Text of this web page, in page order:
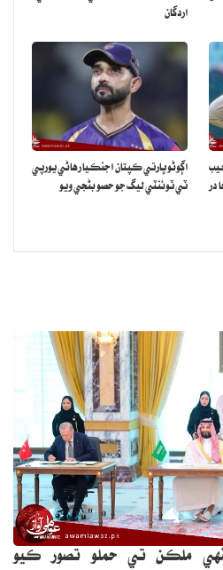
آيل سيف جتوئي جو موقف
اردگان
در
اڳوڻو ڀارتي ڪپتان اجنڪيا رهاڻي يورپي
ٽي ٽوئنٽي ليگ جو حصو بڻجي ويو
ملڪن تي حملو تصور ڪيو